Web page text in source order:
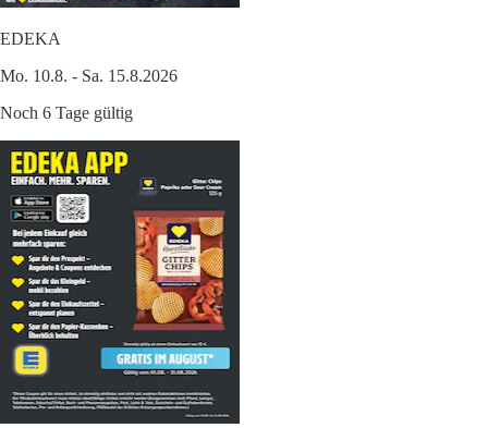
EDEKA
Mo. 10.8. - Sa. 15.8.2026
Noch 6 Tage gültig